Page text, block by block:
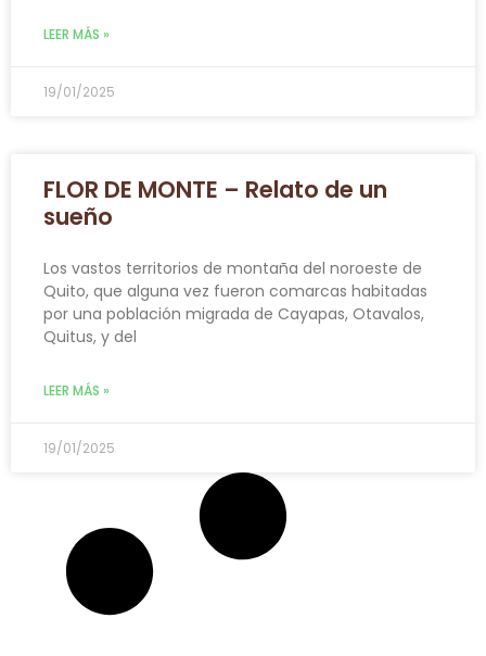
LEER MÁS »
19/01/2025
FLOR DE MONTE – Relato de un
sueño
Los vastos territorios de montaña del noroeste de
Quito, que alguna vez fueron comarcas habitadas
por una población migrada de Cayapas, Otavalos,
Quitus, y del
LEER MÁS »
19/01/2025